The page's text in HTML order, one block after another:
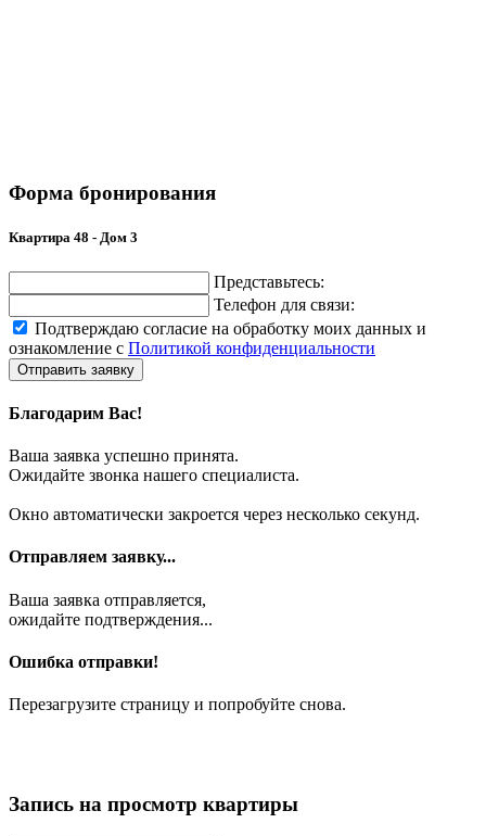
Форма бронирования
Квартира 48 - Дом 3
Представьтесь:
Телефон для связи:
Подтверждаю согласие на обработку моих данных и
ознакомление с Политикой конфиденциальности
Отправить заявку
Благодарим Вас!
Ваша заявка успешно принята.
Ожидайте звонка нашего специалиста.
Окно автоматически закроется через несколько секунд.
Отправляем заявку...
Ваша заявка отправляется,
ожидайте подтверждения...
Ошибка отправки!
Перезагрузите страницу и попробуйте снова.
Запись на просмотр квартиры